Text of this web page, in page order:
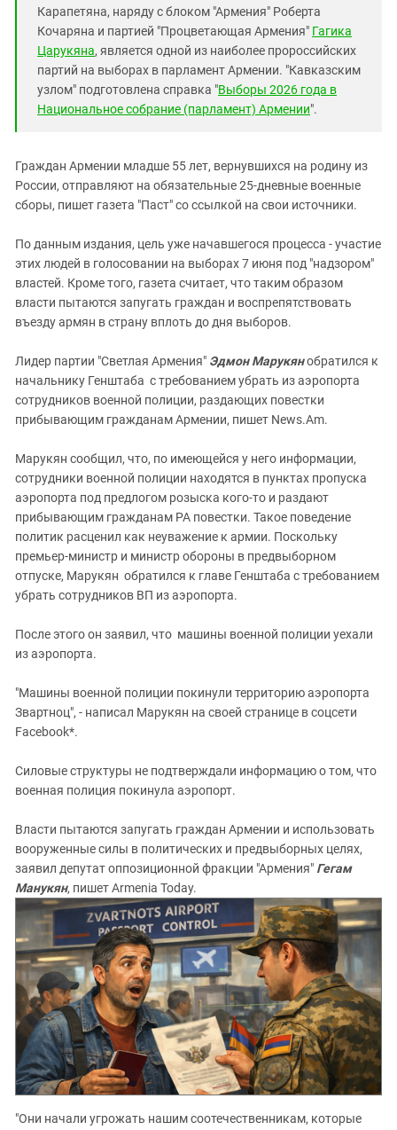
Карапетяна, наряду с блоком "Армения" Роберта
Кочаряна и партией "Процветающая Армения" Гагика
Царукяна, является одной из наиболее пророссийских
партий на выборах в парламент Армении. "Кавказским
узлом" подготовлена справка "Выборы 2026 года в
Национальное собрание (парламент) Армении".
Граждан Армении младше 55 лет, вернувшихся на родину из
России, отправляют на обязательные 25-дневные военные
сборы, пишет газета "Паст" со ссылкой на свои источники.
По данным издания, цель уже начавшегося процесса - участие
этих людей в голосовании на выборах 7 июня под "надзором"
властей. Кроме того, газета считает, что таким образом
власти пытаются запугать граждан и воспрепятствовать
въезду армян в страну вплоть до дня выборов.
Лидер партии "Светлая Армения" Эдмон Марукянобратился к
начальнику Генштаба с требованием убрать из аэропорта
сотрудников военной полиции, раздающих повестки
прибывающим гражданам Армении, пишет News.Am.
Марукян сообщил, что, по имеющейся у него информации,
сотрудники военной полиции находятся в пунктах пропуска
аэропорта под предлогом розыска кого-то и раздают
прибывающим гражданам РА повестки. Такое поведение
политик расценил как неуважение к армии. Поскольку
премьер-министр и министр обороны в предвыборном
отпуске, Марукян обратился к главе Генштаба с требованием
убрать сотрудников ВП из аэропорта.
После этого он заявил, что машины военной полиции уехали
из аэропорта.
"Машины военной полиции покинули территорию аэропорта
Звартноц", - написал Марукян на своей странице в соцсети
Facebook*.
Силовые структуры не подтверждали информацию о том, что
военная полиция покинула аэропорт.
Власти пытаются запугать граждан Армении и использовать
вооруженные силы в политических и предвыборных целях,
заявил депутат оппозиционной фракции "Армения" Гегам
Манукян, пишет Armenia Today.
"Они начали угрожать нашим соотечественникам, которые